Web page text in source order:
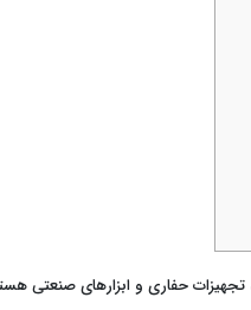
حفاری و ابزارهای صنعتی